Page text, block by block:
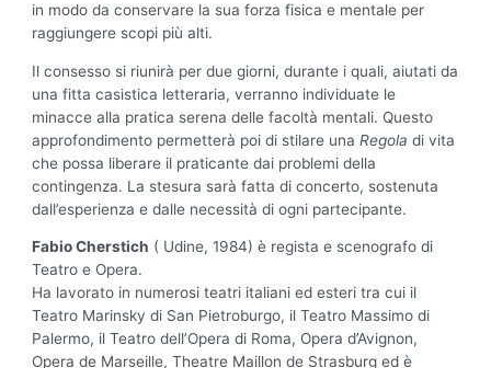
in modo da conservare la sua forza fisica e mentale per
raggiungere scopi più alti.
Il consesso si riunirà per due giorni, durante i quali, aiutati da
una fitta casistica letteraria, verranno individuate le
minacce alla pratica serena delle facoltà mentali. Questo
approfondimento permetterà poi di stilare unaRegola di vita
che possa liberare il praticante dai problemi della
contingenza. La stesura sarà fatta di concerto, sostenuta
dall’esperienza e dalle necessità di ogni partecipante.
Fabio Cherstich ( Udine, 1984) è regista e scenografo di
Teatro e Opera.
Ha lavorato in numerosi teatri italiani ed esteri tra cui il
Teatro Marinsky di San Pietroburgo, il Teatro Massimo di
Palermo, il Teatro dell’Opera di Roma, Opera d’Avignon,
Opera de Marseille, Theatre Maillon de Strasburg ed è